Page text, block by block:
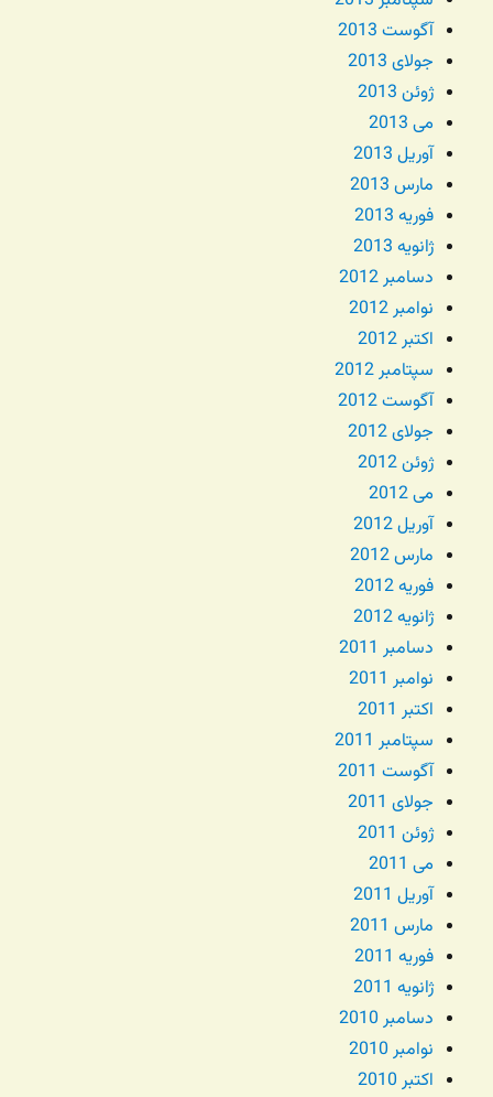
آگوست 2013
جولای 2013
ژوئن 2013
می 2013
آوریل 2013
مارس 2013
فوریه 2013
ژانویه 2013
دسامبر 2012
نوامبر 2012
اکتبر 2012
سپتامبر 2012
آگوست 2012
جولای 2012
ژوئن 2012
می 2012
آوریل 2012
مارس 2012
فوریه 2012
ژانویه 2012
دسامبر 2011
نوامبر 2011
اکتبر 2011
سپتامبر 2011
آگوست 2011
جولای 2011
ژوئن 2011
می 2011
آوریل 2011
مارس 2011
فوریه 2011
ژانویه 2011
دسامبر 2010
نوامبر 2010
اکتبر 2010